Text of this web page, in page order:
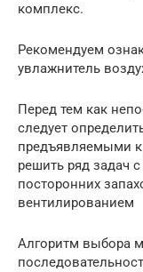
комплекс.
Рекомендуем
увлажнитель
Перед тем как
следует
предъявляемыми к
решить ряд задач
посторонних
вентилированием
Алгоритм выбора